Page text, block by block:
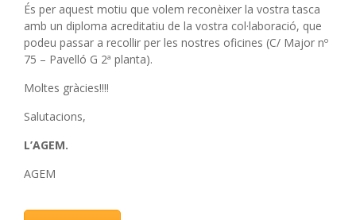
És per aquest motiu que volem reconèixer la vostra tasca
amb un diploma acreditatiu de la vostra col·laboració, que
podeu passar a recollir per les nostres oficines (C/ Major nº
75 – Pavelló G 2ª planta).
Moltes gràcies!!!!
Salutacions,
L’AGEM.
AGEM